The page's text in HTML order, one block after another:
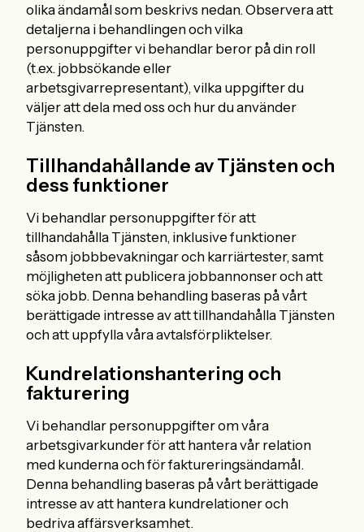
olika ändamål som beskrivs nedan. Observera att
detaljerna i behandlingen och vilka
personuppgifter vi behandlar beror på din roll
(t.ex. jobbsökande eller
arbetsgivarrepresentant), vilka uppgifter du
väljer att dela med oss och hur du använder
Tjänsten.
Tillhandahållande av Tjänsten och
dess funktioner
Vi behandlar personuppgifter för att
tillhandahålla Tjänsten, inklusive funktioner
såsom jobbbevakningar och karriärtester, samt
möjligheten att publicera jobbannonser och att
söka jobb. Denna behandling baseras på vårt
berättigade intresse av att tillhandahålla Tjänsten
och att uppfylla våra avtalsförpliktelser.
Kundrelationshantering och
fakturering
Vi behandlar personuppgifter om våra
arbetsgivarkunder för att hantera vår relation
med kunderna och för faktureringsändamål.
Denna behandling baseras på vårt berättigade
intresse av att hantera kundrelationer och
bedriva affärsverksamhet.